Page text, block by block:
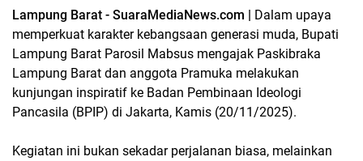
Lampung Barat - SuaraMediaNews.com | Dalam upaya
memperkuat karakter kebangsaan generasi muda, Bupati
Lampung Barat Parosil Mabsus mengajak Paskibraka
Lampung Barat dan anggota Pramuka melakukan
kunjungan inspiratif ke Badan Pembinaan Ideologi
Pancasila (BPIP) di Jakarta, Kamis (20/11/2025).
Kegiatan ini bukan sekadar perjalanan biasa, melainkan